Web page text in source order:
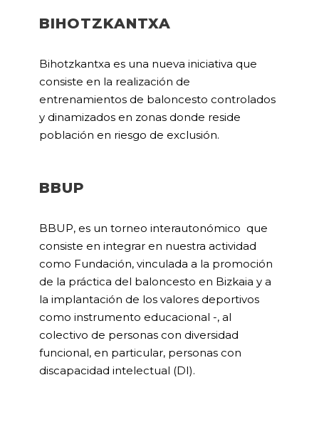
BIHOTZKANTXA
Bihotzkantxa es una nueva iniciativa que
consiste en la realización de
entrenamientos de baloncesto controlados
y dinamizados en zonas donde reside
población en riesgo de exclusión.
BBUP
BBUP, es un torneo interautonómico que
consiste en integrar en nuestra actividad
como Fundación, vinculada a la promoción
de la práctica del baloncesto en Bizkaia y a
la implantación de los valores deportivos
como instrumento educacional -, al
colectivo de personas con diversidad
funcional, en particular, personas con
discapacidad intelectual (DI).